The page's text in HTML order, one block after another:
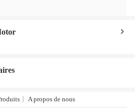
A propos de nous